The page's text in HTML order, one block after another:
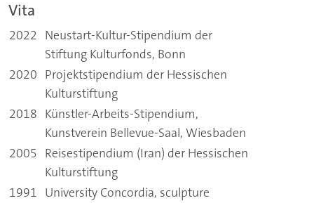
Vita
2022 Neustart-Kultur-Stipendium der
Stiftung Kulturfonds, Bonn
2020 Projektstipendium der Hessischen
Kulturstiftung
2018 Künstler-Arbeits-Stipendium,
Kunstverein Bellevue-Saal, Wiesbaden
2005
Reisestipendium (Iran) der Hessischen
Kulturstiftung
1991 University Concordia, sculpture